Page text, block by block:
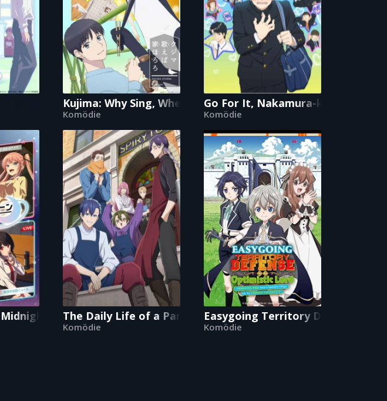
Kujima: Why Sing, When You Can Warble?
Komödie
Go For It, Nakamura-kun!!
Komödie
Heart
The Daily Life of a Part-time Torturer
Komödie
Easygoing Territory Defense by
Komödie